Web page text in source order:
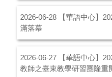
2026-06-28
【華語中心】
滿落幕
2026-06-27
【華語中心】
教師之臺東教學研習團隆重